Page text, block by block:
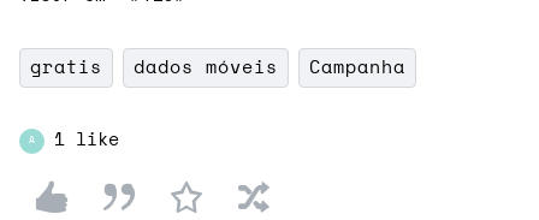
gratis dados móveis Campanha
A 1 like